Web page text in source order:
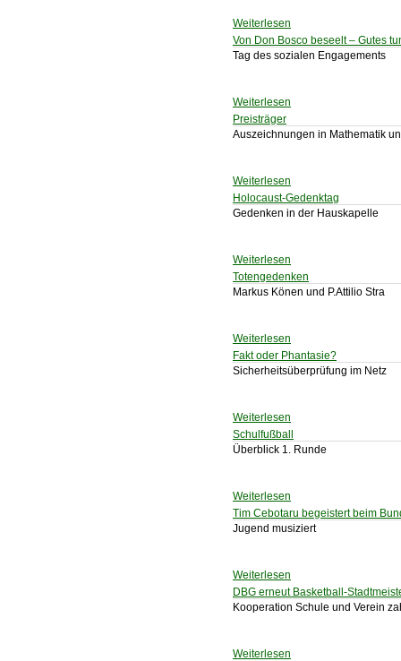
Weiterlesen
Von Don Bosco beseelt – Gutes
Tag des sozialen Engagements
Weiterlesen
Preisträger
Auszeichnungen in Mathematik
Weiterlesen
Holocaust-Gedenktag
Gedenken in der Hauskapelle
Weiterlesen
Totengedenken
Markus Könen und P.Attilio Stra
Weiterlesen
Fakt oder Phantasie?
Sicherheitsüberprüfung im Netz
Weiterlesen
Schulfußball
Überblick 1. Runde
Weiterlesen
Tim Cebotaru begeistert beim
Jugend musiziert
Weiterlesen
DBG erneut Basketball-
Kooperation Schule und Verein
Weiterlesen